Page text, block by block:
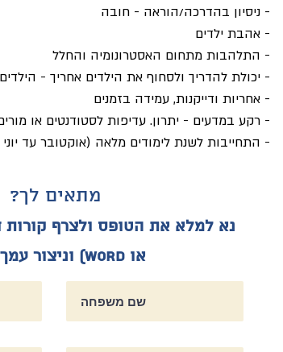
- ניסיון בהדרכה/הוראה - חובה
- אהבת ילדים
- התלהבות מתחום האסטרונומיה והחלל
- יכולת להדריך ולסחוף את הילדים אחריך -
- אחריות ודייקנות, עמידה בזמנים
- רקע במדעים - יתרון. עדיפות לסטודנטים או
- התחייבות לשנת לימודים מלאה (אוקטובר עד יוני
מתאים לך?
או Word) ו
ניצור